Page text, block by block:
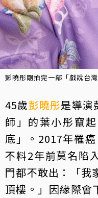
彭曉彤剛拍完一部「戲說台
45歲彭曉彤是導演
師」的葉小彤竄
底」。2017年罹
不料2年前莫名陷
門都不敢出：「我
頂樓。」因緣際會